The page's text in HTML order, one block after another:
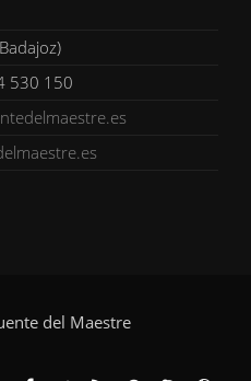
530 150
del Maestre